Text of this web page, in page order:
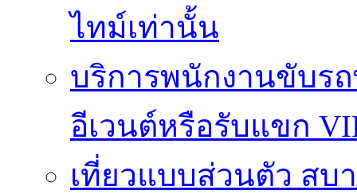
ไทม์เท่านั้น
บริการพนักงานขับร
อีเวนต์หรือรับแขก
เที่ยวแบบส่วนตัว ส